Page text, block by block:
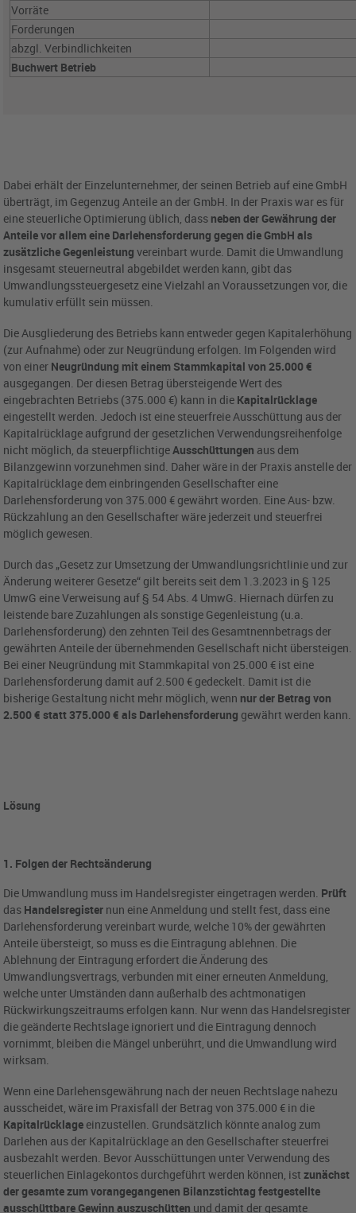
Vorräte
Forderungen
abzgl. Verbindlichkeiten
Buchwert Betrieb
Dabei erhält der Einzelunternehmer, der seinen Betrieb auf eine GmbH
überträgt, im Gegenzug Anteile an der GmbH. In der Praxis war es für
eine steuerliche Optimierung üblich, dass neben der Gewährung der
Anteile vor allem eine Darlehensforderung gegen die GmbH als
zusätzliche Gegenleistung vereinbart wurde. Damit die Umwandlung
insgesamt steuerneutral abgebildet werden kann, gibt das
Umwandlungssteuergesetz eine Vielzahl an Voraussetzungen vor, die
kumulativ erfüllt sein müssen.
Die Ausgliederung des Betriebs kann entweder gegen Kapitalerhöhung
(zur Aufnahme) oder zur Neugründung erfolgen. Im Folgenden wird
von einer Neugründung mit einem Stammkapital von 25.000 €
ausgegangen. Der diesen Betrag übersteigende Wert des
eingebrachten Betriebs (375.000 €) kann in die Kapitalrücklage
eingestellt werden. Jedoch ist eine steuerfreie Ausschüttung aus der
Kapitalrücklage aufgrund der gesetzlichen Verwendungsreihenfolge
nicht möglich, da steuerpflichtigeAusschüttungen aus dem
Bilanzgewinn vorzunehmen sind. Daher wäre in der Praxis anstelle der
Kapitalrücklage dem einbringenden Gesellschafter eine
Darlehensforderung von 375.000 € gewährt worden. Eine Aus- bzw.
Rückzahlung an den Gesellschafter wäre jederzeit und steuerfrei
möglich gewesen.
Durch das „Gesetz zur Umsetzung der Umwandlungsrichtlinie und zur
Änderung weiterer Gesetze“ gilt bereits seit dem 1.3.2023 in § 125
UmwG eine Verweisung auf § 54 Abs. 4 UmwG. Hiernach dürfen zu
leistende bare Zuzahlungen als sonstige Gegenleistung (u.a.
Darlehensforderung) den zehnten Teil des Gesamtnennbetrags der
gewährten Anteile der übernehmenden Gesellschaft nicht übersteigen.
Bei einer Neugründung mit Stammkapital von 25.000 € ist eine
Darlehensforderung damit auf 2.500 € gedeckelt. Damit ist die
bisherige Gestaltung nicht mehr möglich, wenn nur der Betrag von
2.500 € statt 375.000 € als Darlehensforderung gewährt werden kann.
Lösung
1. Folgen der Rechtsänderung
Die Umwandlung muss im Handelsregister eingetragen werden. Prüft
das Handelsregister nun eine Anmeldung und stellt fest, dass eine
Darlehensforderung vereinbart wurde, welche 10% der gewährten
Anteile übersteigt, so muss es die Eintragung ablehnen. Die
Ablehnung der Eintragung erfordert die Änderung des
Umwandlungsvertrags, verbunden mit einer erneuten Anmeldung,
welche unter Umständen dann außerhalb des achtmonatigen
Rückwirkungszeitraums erfolgen kann. Nur wenn das Handelsregister
die geänderte Rechtslage ignoriert und die Eintragung dennoch
vornimmt, bleiben die Mängel unberührt, und die Umwandlung wird
wirksam.
Wenn eine Darlehensgewährung nach der neuen Rechtslage nahezu
ausscheidet, wäre im Praxisfall der Betrag von 375.000 € in die
Kapitalrücklage einzustellen. Grundsätzlich könnte analog zum
Darlehen aus der Kapitalrücklage an den Gesellschafter steuerfrei
ausbezahlt werden. Bevor Ausschüttungen unter Verwendung des
steuerlichen Einlagekontos durchgeführt werden können, istzunächst
der gesamte zum vorangegangenen Bilanzstichtag festgestellte
ausschüttbare Gewinn auszuschütten und damit der gesamte